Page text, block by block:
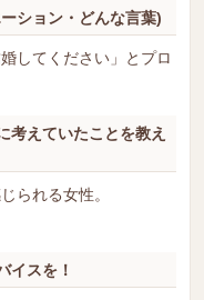
ション・どんな言葉)
してください」とプロ
考えていたことを教え
られる女性。
イスを！